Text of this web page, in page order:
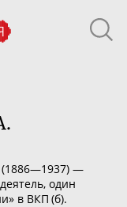
(1886—1937) —
один
в ВКП (б).